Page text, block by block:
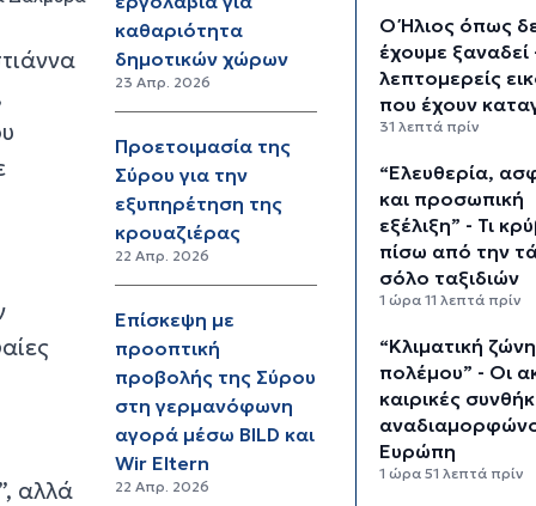
αλλά
καθαριότητα
δημοτικών χώρων
23 Απρ. 2026
Προετοιμασία της
Σύρου για την
εξυπηρέτηση της
κρουαζιέρας
22 Απρ. 2026
Επίσκεψη με
προοπτική
προβολής της Σύρου
στη γερμανόφωνη
αγορά μέσω BILD και
Wir Eltern
22 Απρ. 2026
Ο Ήλιος όπως
έχουμε ξαναδεί
λεπτομερείς
που έχουν
31 λεπτά πρίν
“Ελευθερία,
και προσωπική
εξέλιξη” - Τι
πίσω από την
σόλο ταξιδιών
1 ώρα 11 λεπτά πρίν
“Κλιματική ζώνη
πολέμου” - Οι
καιρικές
Ευρώπη
1 ώρα 51 λεπτά πρίν